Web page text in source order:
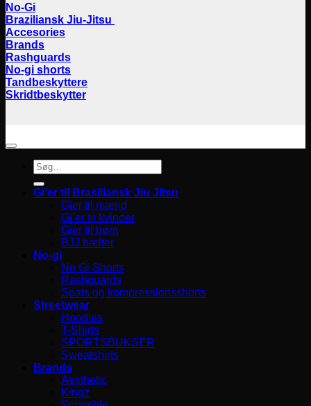
No-Gi
Braziliansk Jiu-Jitsu
Accesories
Brands
Rashguards
No-gi shorts
Tandbeskyttere
Skridtbeskytter
Søg
efter:
Gi’er til Brasiliansk Jiu Jitsu
Gier til mænd
Gi’er til kvinder
Gier til børn
BJJ bælter
No-gi
No Gi Shorts
Rashguards
Spats og kompressionsshorts
Streetwear
Hoodies
T-Shirts
SPORTSBUKSER
Sweatshirts
Brands
Aesthetic
Kingz